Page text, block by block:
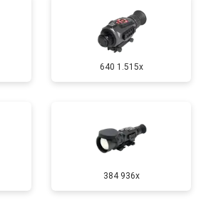
640 1.515x
384 936x